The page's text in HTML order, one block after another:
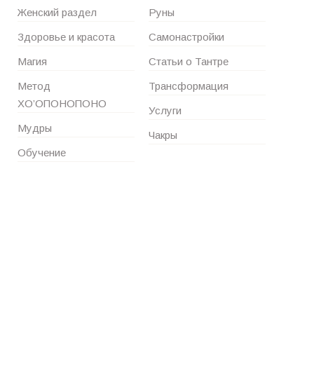
Женский раздел
Здоровье и красота
Магия
Метод
ХО’ОПОНОПОНО
Мудры
Обучение
Руны
Самонастройки
Статьи о Тантре
Трансформация
Услуги
Чакры